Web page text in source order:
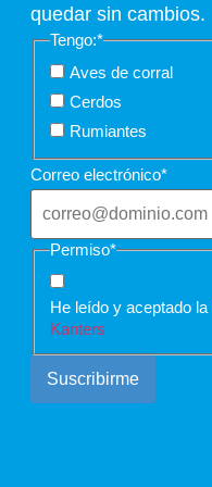
quedar sin cambios.
Tengo:*
Aves de corral
Cerdos
Rumiantes
Correo electrónico*
Permiso*
He leído y aceptado la
Kanters